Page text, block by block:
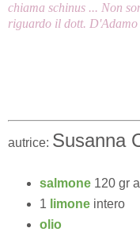
chiama schinus ... Non
riguardo il dott. D'Adamo
autrice: Susanna
salmone120 gr
1 limoneintero
olio